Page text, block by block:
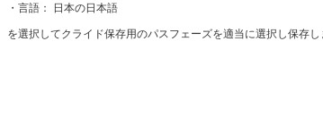
・言語： 日本の日本語
を選択してクライド保存用のパスフェーズを適当に選択し保存